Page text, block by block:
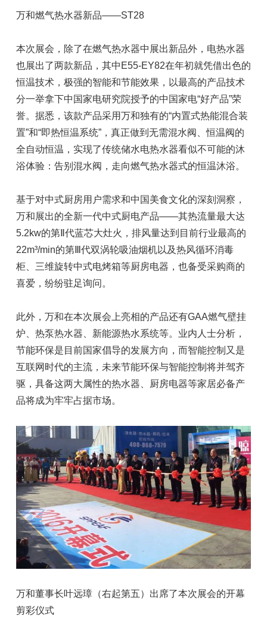
万和燃气热水器新品——ST28
本次展会，除了在燃气热水器中展出新品外，电热水器
也展出了两款新品，其中E55-EY82在年初就凭借出色的
恒温技术，极强的智能和节能效果，以最高的产品技术
分一举拿下中国家电研究院授予的中国家电“好产品”荣
誉。据悉，该款产品采用万和独有的“内置式热能混合装
置”和“即热恒温系统”，真正做到无需混水阀、恒温阀的
全自动恒温，实现了传统储水电热水器看似不可能的沐
浴体验：告别混水阀，走向燃气热水器式的恒温沐浴。
基于对中式厨房用户需求和中国美食文化的深刻洞察，
万和展出的全新一代中式厨电产品——其热流量最大达
5.2kw的第Ⅱ代蓝芯大灶火，排风量达到目前行业最高的
22m³/min的第Ⅲ代双涡轮吸油烟机以及热风循环消毒
柜、三维旋转中式电烤箱等厨房电器，也备受采购商的
喜爱，纷纷驻足询问。
此外，万和在本次展会上亮相的产品还有GAA燃气壁挂
炉、热泵热水器、新能源热水系统等。业内人士分析，
节能环保是目前国家倡导的发展方向，而智能控制又是
互联网时代的主流，未来节能环保与智能控制将并驾齐
驱，具备这两大属性的热水器、厨房电器等家居必备产
品将成为牢牢占据市场。
万和董事长叶远璋（右起第五）出席了本次展会的开幕
剪彩仪式